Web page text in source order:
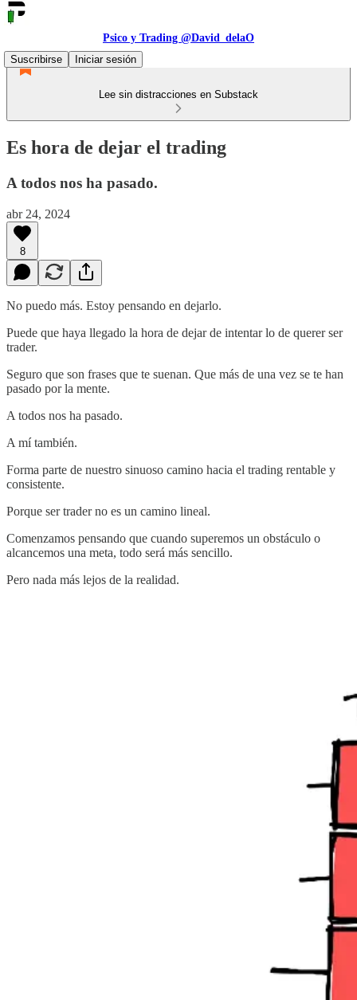
Psico y Trading @David_delaO
Suscribirse
Iniciar sesión
Lee sin distracciones en Substack
Es hora de dejar el trading
A todos nos ha pasado.
abr 24, 2024
8
No puedo más. Estoy pensando en dejarlo.
Puede que haya llegado la hora de dejar de intentar lo de querer ser
trader.
Seguro que son frases que te suenan. Que más de una vez se te han
pasado por la mente.
A todos nos ha pasado.
A mí también.
Forma parte de nuestro sinuoso camino hacia el trading rentable y
consistente.
Porque ser trader no es un camino lineal.
Comenzamos pensando que cuando superemos un obstáculo o
alcancemos una meta, todo será más sencillo.
Pero nada más lejos de la realidad.